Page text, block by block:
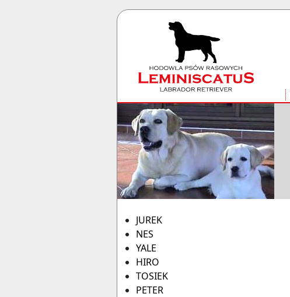
JUREK
NES
YALE
HIRO
TOSIEK
PETER